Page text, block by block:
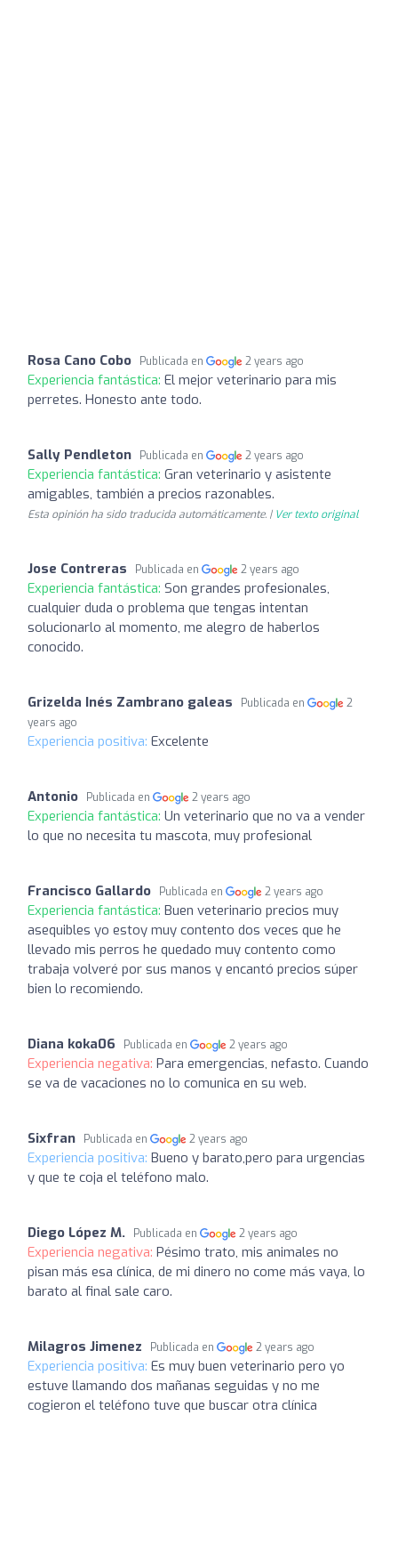
Rosa Cano Cobo Publicada en 2 years ago
Experiencia fantástica: El mejor veterinario para mis
perretes. Honesto ante todo.
Sally Pendleton Publicada en 2 years ago
Experiencia fantástica: Gran veterinario y asistente
amigables, también a precios razonables.
Esta opinión ha sido traducida automáticamente. | Ver texto original
Jose Contreras Publicada en 2 years ago
Experiencia fantástica: Son grandes profesionales,
cualquier duda o problema que tengas intentan
solucionarlo al momento, me alegro de haberlos
conocido.
Grizelda Inés Zambrano galeas Publicada en
2
years ago
Experiencia positiva: Excelente
Antonio Publicada en 2 years ago
Experiencia fantástica: Un veterinario que no va a vender
lo que no necesita tu mascota, muy profesional
Francisco Gallardo Publicada en 2 years ago
Experiencia fantástica: Buen veterinario precios muy
asequibles yo estoy muy contento dos veces que he
llevado mis perros he quedado muy contento como
trabaja volveré por sus manos y encantó precios súper
bien lo recomiendo.
Diana koka06 Publicada en 2 years ago
Experiencia negativa: Para emergencias, nefasto. Cuando
se va de vacaciones no lo comunica en su web.
Sixfran Publicada en 2 years ago
Experiencia positiva: Bueno y barato,pero para urgencias
y que te coja el teléfono malo.
Diego López M. Publicada en 2 years ago
Experiencia negativa: Pésimo trato, mis animales no
pisan más esa clínica, de mi dinero no come más vaya, lo
barato al final sale caro.
Milagros Jimenez Publicada en 2 years ago
Experiencia positiva: Es muy buen veterinario pero yo
estuve llamando dos mañanas seguidas y no me
cogieron el teléfono tuve que buscar otra clínica